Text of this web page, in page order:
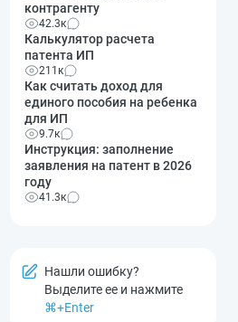
контрагенту
42.3к
Калькулятор расчета
патента ИП
211к
Как считать доход для
единого пособия на ребенка
для ИП
9.7к
Инструкция: заполнение
заявления на патент в 2026
году
41.3к
Нашли ошибку?
Выделите ее и нажмите
⌘+Enter